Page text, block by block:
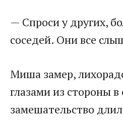
— Спроси у других,
соседей. Они все
Миша замер,
глазами из стороны
замешательство